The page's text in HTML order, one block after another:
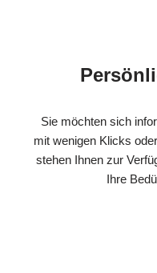
Sie möchten sich
mit wenigen Klicks
stehen Ihnen zur
Ihre